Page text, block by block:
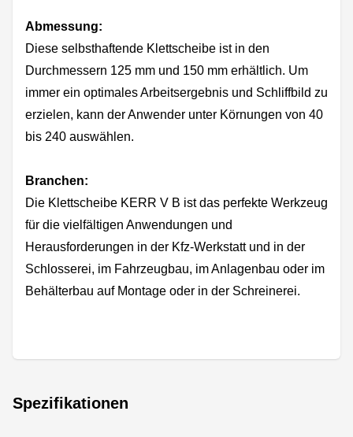
Abmessung:
Diese selbsthaftende Klettscheibe ist in den
Durchmessern 125 mm und 150 mm erhältlich. Um
immer ein optimales Arbeitsergebnis und Schliffbild zu
erzielen, kann der Anwender unter Körnungen von 40
bis 240 auswählen.
Branchen:
Die Klettscheibe KERR V B ist das perfekte Werkzeug
für die vielfältigen Anwendungen und
Herausforderungen in der Kfz-Werkstatt und in der
Schlosserei, im Fahrzeugbau, im Anlagenbau oder im
Behälterbau auf Montage oder in der Schreinerei.
Spezifikationen